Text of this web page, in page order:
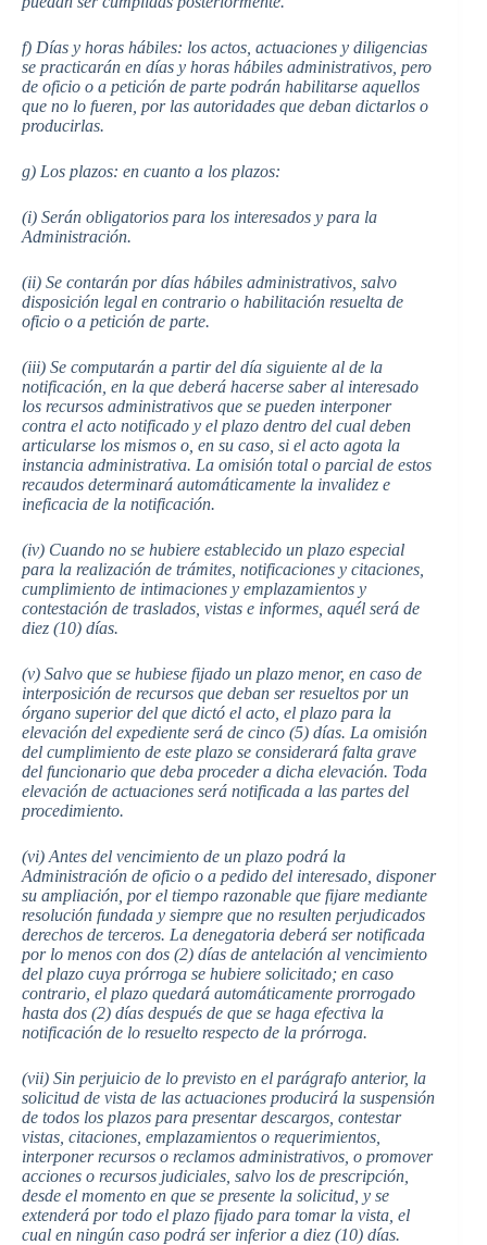
f) Días y horas hábiles: los actos, actuaciones y diligencias
se practicarán en días y horas hábiles administrativos, pero
de oficio o a petición de parte podrán habilitarse aquellos
que no lo fueren, por las autoridades que deban dictarlos o
producirlas.
g) Los plazos: en cuanto a los plazos:
(i) Serán obligatorios para los interesados y para la
Administración.
(ii) Se contarán por días hábiles administrativos, salvo
disposición legal en contrario o habilitación resuelta de
oficio o a petición de parte.
(iii) Se computarán a partir del día siguiente al de la
notificación, en la que deberá hacerse saber al interesado
los recursos administrativos que se pueden interponer
contra el acto notificado y el plazo dentro del cual deben
articularse los mismos o, en su caso, si el acto agota la
instancia administrativa. La omisión total o parcial de estos
recaudos determinará automáticamente la invalidez e
ineficacia de la notificación.
(iv) Cuando no se hubiere establecido un plazo especial
para la realización de trámites, notificaciones y citaciones,
cumplimiento de intimaciones y emplazamientos y
contestación de traslados, vistas e informes, aquél será de
diez (10) días.
(v) Salvo que se hubiese fijado un plazo menor, en caso de
interposición de recursos que deban ser resueltos por un
órgano superior del que dictó el acto, el plazo para la
elevación del expediente será de cinco (5) días. La omisión
del cumplimiento de este plazo se considerará falta grave
del funcionario que deba proceder a dicha elevación. Toda
elevación de actuaciones será notificada a las partes del
procedimiento.
(vi) Antes del vencimiento de un plazo podrá la
Administración de oficio o a pedido del interesado, disponer
su ampliación, por el tiempo razonable que fijare mediante
resolución fundada y siempre que no resulten perjudicados
derechos de terceros. La denegatoria deberá ser notificada
por lo menos con dos (2) días de antelación al vencimiento
del plazo cuya prórroga se hubiere solicitado; en caso
contrario, el plazo quedará automáticamente prorrogado
hasta dos (2) días después de que se haga efectiva la
notificación de lo resuelto respecto de la prórroga.
(vii) Sin perjuicio de lo previsto en el parágrafo anterior, la
solicitud de vista de las actuaciones producirá la suspensión
de todos los plazos para presentar descargos, contestar
vistas, citaciones, emplazamientos o requerimientos,
interponer recursos o reclamos administrativos, o promover
acciones o recursos judiciales, salvo los de prescripción,
desde el momento en que se presente la solicitud, y se
extenderá por todo el plazo fijado para tomar la vista, el
cual en ningún caso podrá ser inferior a diez (10) días.